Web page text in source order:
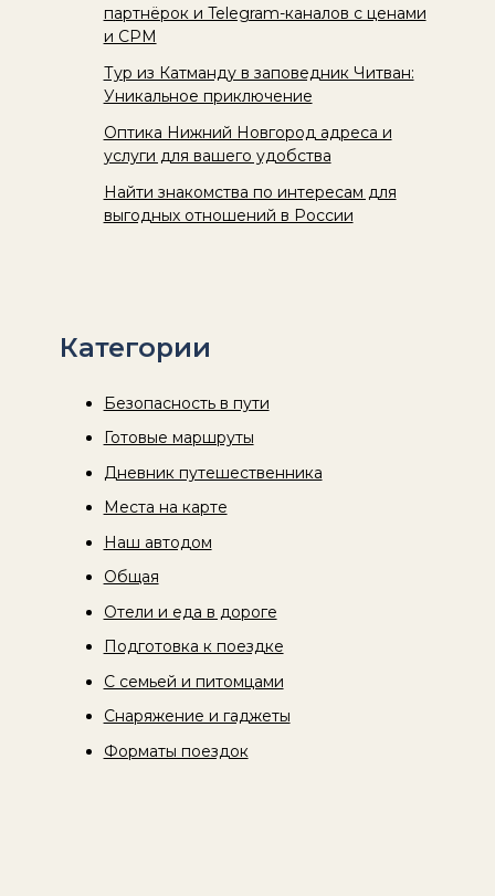
партнёрок и Telegram-каналов с ценами
и CPM
Тур из Катманду в заповедник Читван:
Уникальное приключение
Оптика Нижний Новгород адреса и
услуги для вашего удобства
Найти знакомства по интересам для
выгодных отношений в России
Категории
Безопасность в пути
Готовые маршруты
Дневник путешественника
Места на карте
Наш автодом
Общая
Отели и еда в дороге
Подготовка к поездке
С семьей и питомцами
Снаряжение и гаджеты
Форматы поездок